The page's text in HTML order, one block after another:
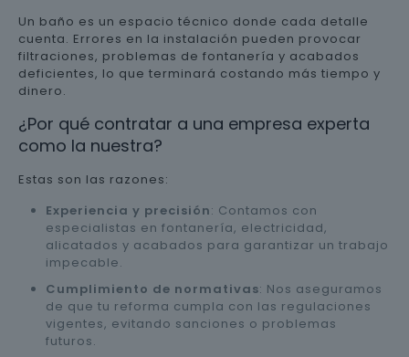
Un baño es un espacio técnico donde cada detalle
cuenta. Errores en la instalación pueden provocar
filtraciones, problemas de fontanería y acabados
deficientes, lo que terminará costando más tiempo y
dinero.
¿Por qué contratar a una empresa experta
como la nuestra?
Estas son las razones:
Experiencia y precisión: Contamos con
especialistas en fontanería, electricidad,
alicatados y acabados para garantizar un trabajo
impecable.
Cumplimiento de normativas: Nos aseguramos
de que tu reforma cumpla con las regulaciones
vigentes, evitando sanciones o problemas
futuros.